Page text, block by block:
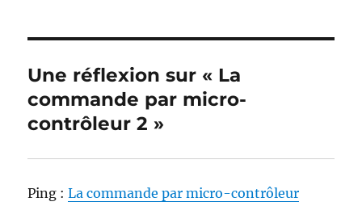
Une réflexion sur « La
commande par micro-
contrôleur 2 »
Ping :La commande par micro-contrôleur